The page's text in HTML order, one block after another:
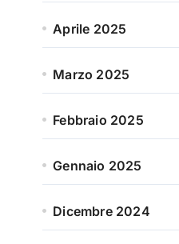
Aprile 2025
Marzo 2025
Febbraio 2025
Gennaio 2025
Dicembre 2024